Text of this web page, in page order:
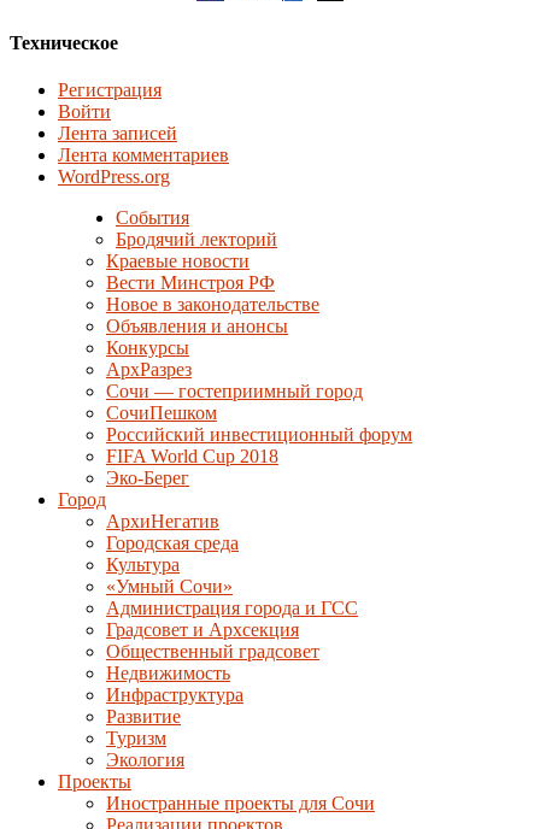
Техническое
Регистрация
Войти
Лента записей
Лента комментариев
WordPress.org
События
Бродячий лекторий
Краевые новости
Вести Минстроя РФ
Новое в законодательстве
Объявления и анонсы
Конкурсы
АрхРазрез
Сочи — гостеприимный город
СочиПешком
Российский инвестиционный форум
FIFA World Cup 2018
Эко-Берег
Город
АрхиНегатив
Городская среда
Культура
«Умный Сочи»
Администрация города и ГСС
Градсовет и Архсекция
Общественный градсовет
Недвижимость
Инфраструктура
Развитие
Туризм
Экология
Проекты
Иностранные проекты для Сочи
Реализации проектов